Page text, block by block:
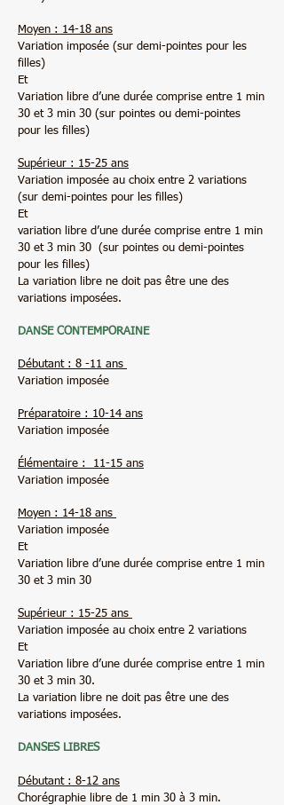
Moyen : 14-18 ans
Variation imposée (sur demi-pointes pour les
filles)
Et
Variation libre d’une durée comprise entre 1 min
30 et 3 min 30 (sur pointes ou demi-pointes
pour les filles)
Supérieur : 15-25 ans
Variation imposée au choix entre 2 variations
(sur demi-pointes pour les filles)
Et
variation libre d’une durée comprise entre 1 min
30 et 3 min 30 (sur pointes ou demi-pointes
pour les filles)
La variation libre ne doit pas être une des
variations imposées.
DANSE CONTEMPORAINE
Débutant : 8 -11 ans
Variation imposée
Préparatoire : 10-14 ans
Variation imposée
Élémentaire : 11-15 ans
Variation imposée
Moyen : 14-18 ans
Variation imposée
Et
Variation libre d’une durée comprise entre 1 min
30 et 3 min 30
Supérieur : 15-25 ans
Variation imposée au choix entre 2 variations
Et
Variation libre d’une durée comprise entre 1 min
30 et 3 min 30.
La variation libre ne doit pas être une des
variations imposées.
DANSES LIBRES
Débutant : 8-12 ans
Chorégraphie libre de 1 min 30 à 3 min.